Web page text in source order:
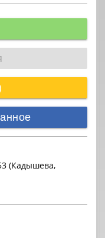
(Кадышева,